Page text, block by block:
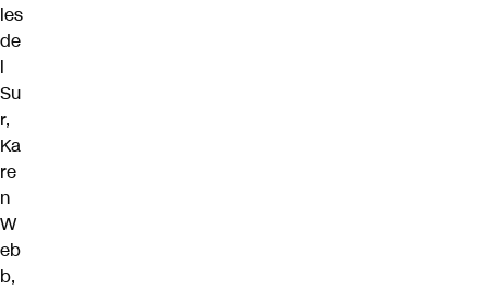
les
de
l
Su
r,
Ka
re
n
W
eb
b,